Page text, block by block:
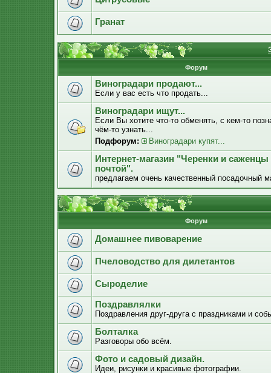
Гранат
Форум
Виноградари продают...
Если у вас есть что продать...
Виноградари ищут...
Если Вы хотите что-то обменять, с кем-то
чём-то узнать...
Подфорум:
Виноградари купят...
Интернет-магазин "Черенки и саженцы
почтой".
предлагаем очень качественный посадочный
Форум
Домашнее пивоварение
Пчеловодство для дилетантов
Сыроделие
Поздравлялки
Поздравления друг-друга с праздниками и
Болталка
Разговоры обо всём.
Фото и садовый дизайн.
Идеи, рисунки и красивые фотографии.